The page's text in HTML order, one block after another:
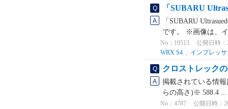
「SUBARU
「SUBARU
です。 ※画像は、
No：19513
公開日時：
WRX S4 , インプレッ
クロストレック
掲載されている情
らの高さ)※ 588.4
No：4787
公開日時：